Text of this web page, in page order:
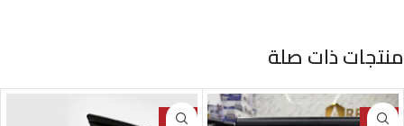
منتجات ذات صلة
-16%
-19%